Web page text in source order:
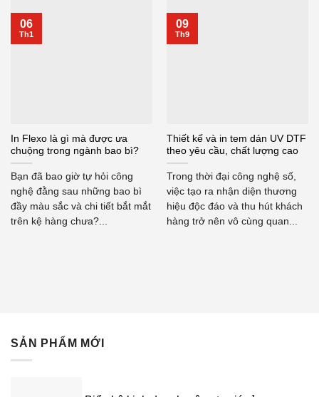
In Flexo là gì mà được ưa
chuộng trong ngành bao bì?
Bạn đã bao giờ tự hỏi công
nghệ đằng sau những bao bì
đầy màu sắc và chi tiết bắt mắt
trên kệ hàng chưa?...
06
Th1
Thiết kế và in tem dán UV DTF
theo yêu cầu, chất lượng cao
Trong thời đại công nghệ số,
việc tạo ra nhận diện thương
hiệu độc đáo và thu hút khách
hàng trở nên vô cùng quan...
09
Th9
SẢN PHẨM MỚI